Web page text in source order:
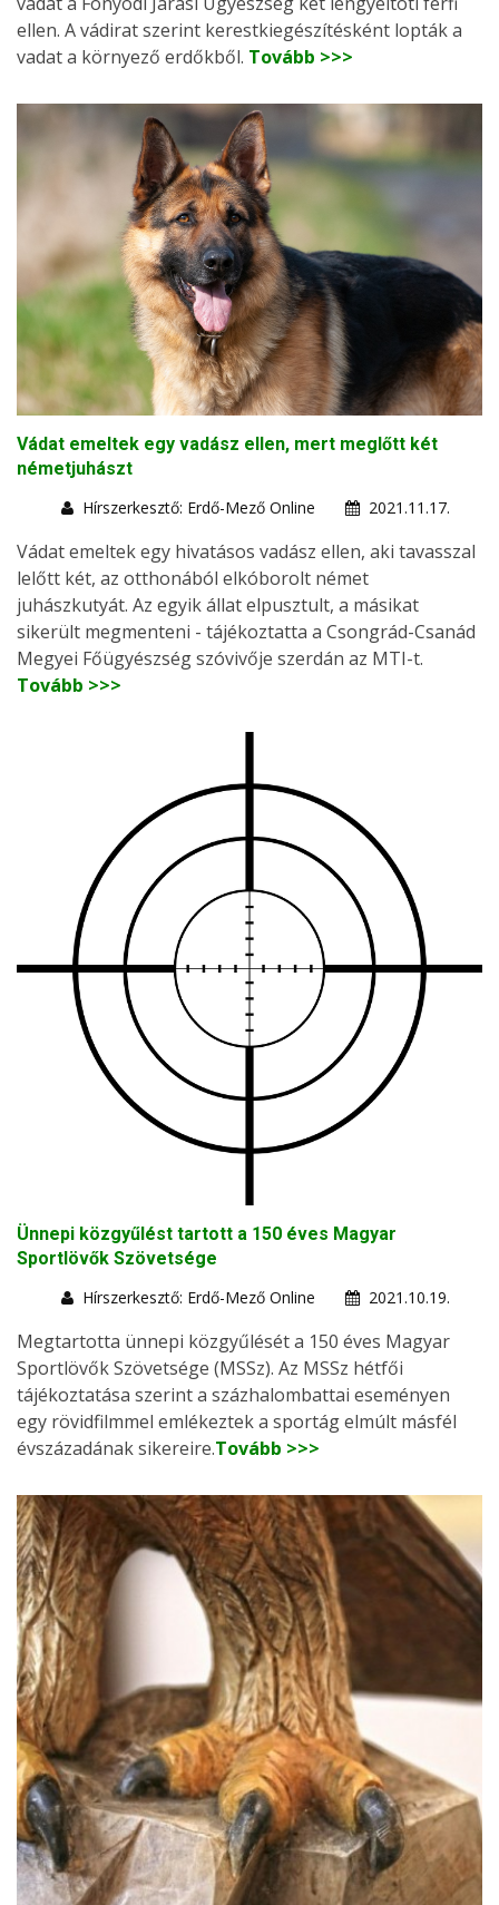
ellen. A vádirat szerint kerestkiegészítésként lopták a
vadat a környező erdőkből. Tovább >>>
Vádat emeltek egy vadász ellen, mert meglőtt két
németjuhászt
Hírszerkesztő: Erdő-Mező Online
2021.11.17.
Vádat emeltek egy hivatásos vadász ellen, aki tavasszal
lelőtt két, az otthonából elkóborolt német
juhászkutyát. Az egyik állat elpusztult, a másikat
sikerült megmenteni - tájékoztatta a Csongrád-Csanád
Megyei Főügyészség szóvivője szerdán az MTI-t.
Tovább >>>
Ünnepi közgyűlést tartott a 150 éves Magyar
Sportlövők Szövetsége
Hírszerkesztő: Erdő-Mező Online
2021.10.19.
Megtartotta ünnepi közgyűlését a 150 éves Magyar
Sportlövők Szövetsége (MSSz). Az MSSz hétfői
tájékoztatása szerint a százhalombattai eseményen
egy rövidfilmmel emlékeztek a sportág elmúlt másfél
évszázadának sikereire.Tovább >>>